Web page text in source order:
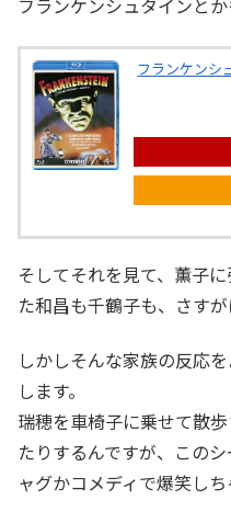
フランケンシュタインと
フランケンシ
そしてそれを見て、薫子
た和昌も千鶴子も、さす
しかしそんな家族の反応
します。
瑞穂を車椅子に乗せて散
たりするんですが、この
ャグかコメディで爆笑しち